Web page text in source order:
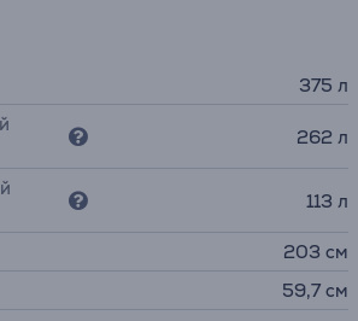
375 л
262 л
113 л
203 см
59,7 см